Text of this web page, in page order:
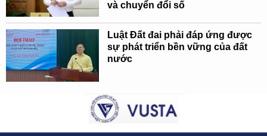
và chuyển đổi số
Luật Đất đai phải đáp ứng được
sự phát triển bền vững của đất
nước